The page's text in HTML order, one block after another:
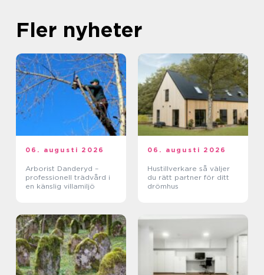
Fler nyheter
06. augusti 2026
Arborist Danderyd –
professionell trädvård i
en känslig villamiljö
06. augusti 2026
Hustillverkare så väljer
du rätt partner för ditt
drömhus